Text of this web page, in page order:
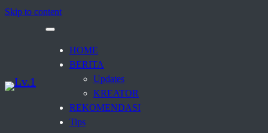
Skip to content
HOME
BERITA
Updates
KREATOR
REKOMENDASI
Tips